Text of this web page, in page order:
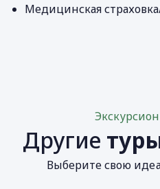
Медицинская
Другие
Выберите свою